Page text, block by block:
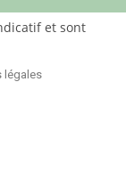
et sont
légales